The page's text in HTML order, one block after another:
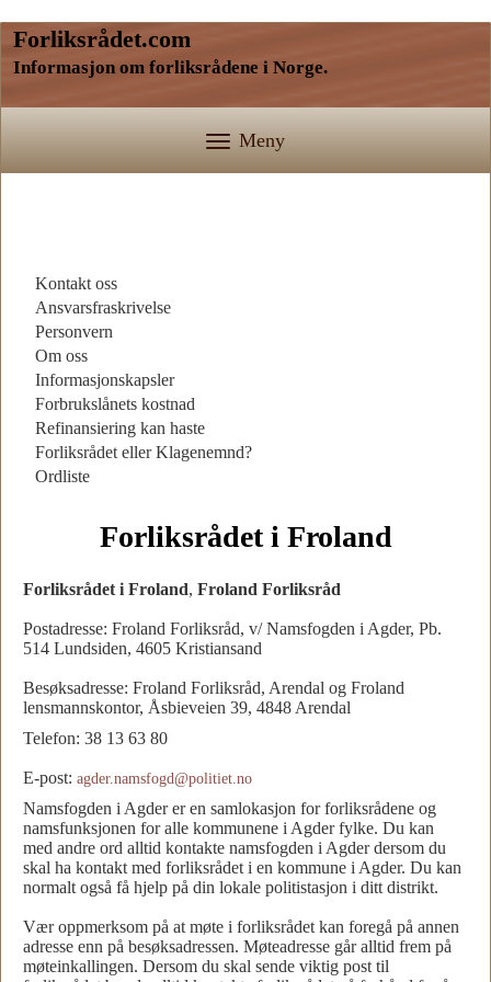
Informasjon om forliksrådene i Norge.
Forliksrådet.com
Meny
Kontakt oss
Ansvarsfraskrivelse
Personvern
Om oss
Informasjonskapsler
Forbrukslånets kostnad
Refinansiering kan haste
Forliksrådet eller Klagenemnd?
Ordliste
Forliksrådet i Froland
Forliksrådet i Froland, Froland Forliksråd
Postadresse: Froland Forliksråd, v/ Namsfogden i Agder, Pb.
514 Lundsiden, 4605 Kristiansand
Besøksadresse: Froland Forliksråd, Arendal og Froland
lensmannskontor, Åsbieveien 39, 4848 Arendal
Telefon: 38 13 63 80
E-post: agder.namsfogd@politiet.no
Namsfogden i Agder er en samlokasjon for forliksrådene og
namsfunksjonen for alle kommunene i Agder fylke. Du kan
med andre ord alltid kontakte namsfogden i Agder dersom du
skal ha kontakt med forliksrådet i en kommune i Agder. Du kan
normalt også få hjelp på din lokale politistasjon i ditt distrikt.
Vær oppmerksom på at møte i forliksrådet kan foregå på annen
adresse enn på besøksadressen. Møteadresse går alltid frem på
møteinkallingen. Dersom du skal sende viktig post til